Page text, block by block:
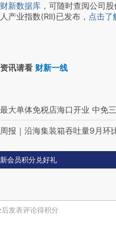
财新数据库 ，可随时查阅公司
业指数(RII)已发布， 点击了
讯请看 财新一线
大单体免税店海口开业 中免
报｜沿海集装箱吞吐量9月环
会员积分兑好礼
后发表评论得积分